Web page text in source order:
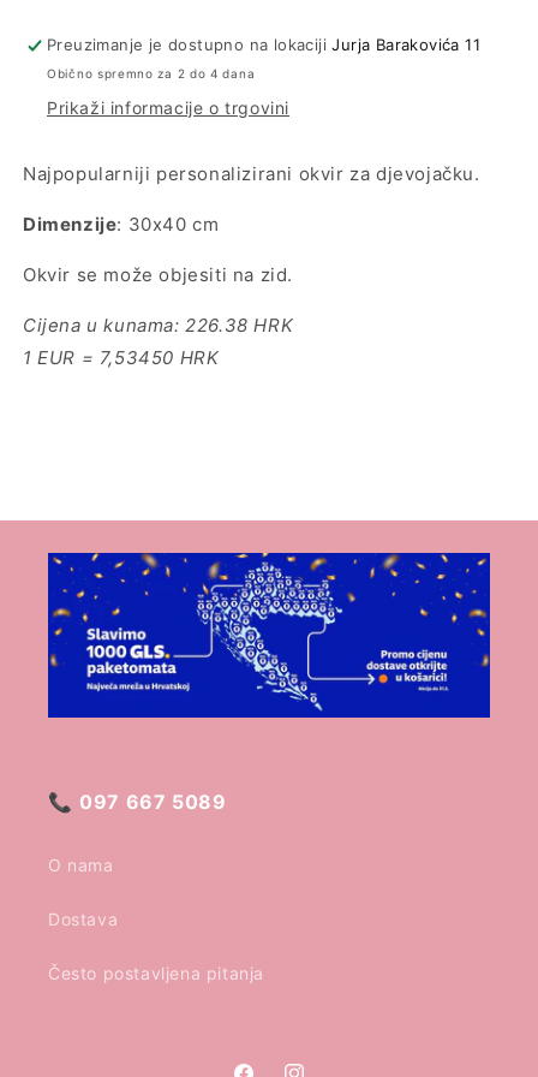
Preuzimanje je dostupno na lokacijiJurja Barakovića 11
Obično spremno za 2 do 4 dana
Prikaži informacije o trgovini
Najpopularniji personalizirani okvir za djevojačku.
Dimenzije: 30x40 cm
Okvir se može objesiti na zid.
Cijena u kunama: 226.38 HRK
1 EUR = 7,53450 HRK
📞 097 667 5089
O nama
Dostava
Često postavljena pitanja